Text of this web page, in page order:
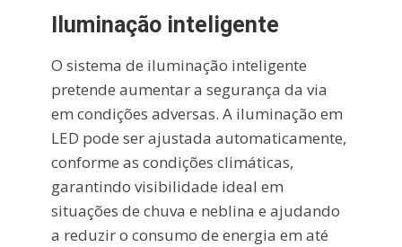
Iluminação inteligente
O sistema de iluminação inteligente
pretende aumentar a segurança da via
em condições adversas. A iluminação em
LED pode ser ajustada automaticamente,
conforme as condições climáticas,
garantindo visibilidade ideal em
situações de chuva e neblina e ajudando
a reduzir o consumo de energia em até